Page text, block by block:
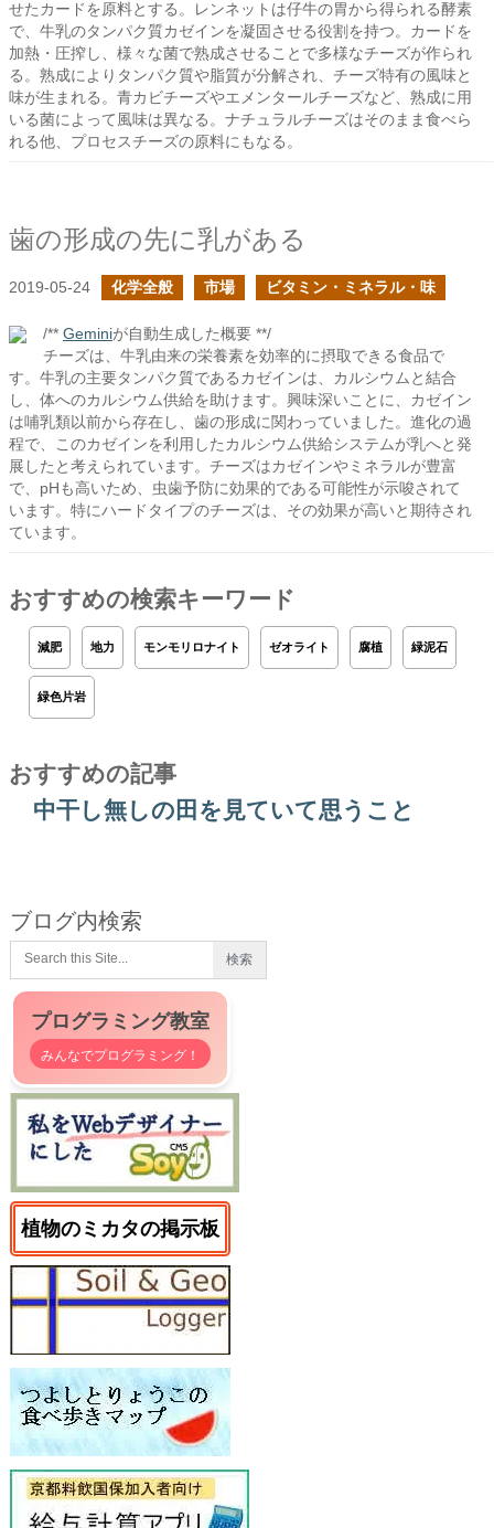
せたカードを原料とする。レンネットは仔牛の胃から得られる酵素
で、牛乳のタンパク質カゼインを凝固させる役割を持つ。カードを
加熱・圧搾し、様々な菌で熟成させることで多様なチーズが作られ
る。熟成によりタンパク質や脂質が分解され、チーズ特有の風味と
味が生まれる。青カビチーズやエメンタールチーズなど、熟成に用
いる菌によって風味は異なる。ナチュラルチーズはそのまま食べら
れる他、プロセスチーズの原料にもなる。
歯の形成の先に乳がある
2019-05-24 化学全般 市場 ビタミン・ミネラル・味
/** Geminiが自動生成した概要 **/
チーズは、牛乳由来の栄養素を効率的に摂取できる食品で
す。牛乳の主要タンパク質であるカゼインは、カルシウムと結合
し、体へのカルシウム供給を助けます。興味深いことに、カゼイン
は哺乳類以前から存在し、歯の形成に関わっていました。進化の過
程で、このカゼインを利用したカルシウム供給システムが乳へと発
展したと考えられています。チーズはカゼインやミネラルが豊富
で、pHも高いため、虫歯予防に効果的である可能性が示唆されて
います。特にハードタイプのチーズは、その効果が高いと期待され
ています。
おすすめの検索キーワード
減肥 地力 モンモリロナイト ゼオライト 腐植 緑泥石
緑色片岩
おすすめの記事
中干し無しの田を見ていて思うこと
ブログ内検索
プログラミング教室
みんなでプログラミング！
植物のミカタの掲示板